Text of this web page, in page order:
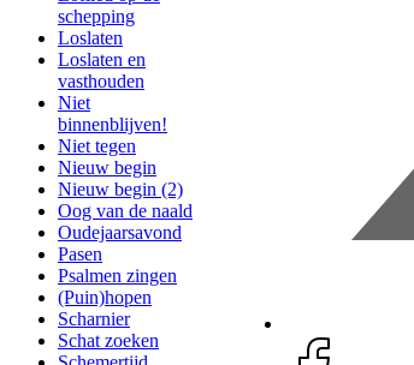
schepping
Loslaten
Loslaten en
vasthouden
Niet
binnenblijven!
Niet tegen
Nieuw begin
Nieuw begin (2)
Oog van de naald
Oudejaarsavond
Pasen
Psalmen zingen
(Puin)hopen
Scharnier
Schat zoeken